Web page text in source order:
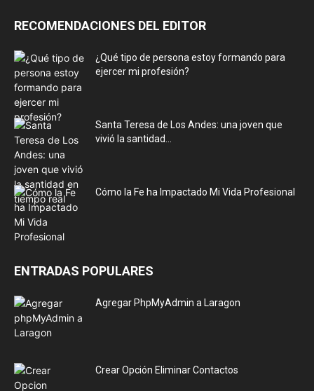
RECOMENDACIONES DEL EDITOR
¿Qué tipo de persona estoy formando para
ejercer mi profesión?
Santa Teresa de Los Andes: una joven que
vivió la santidad...
Cómo la Fe ha Impactado Mi Vida Profesional
ENTRADAS POPULARES
Agregar PhpMyAdmin a Laragon
Crear Opción Eliminar Contactos